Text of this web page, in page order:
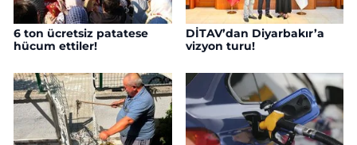
6 ton ücretsiz patatese
hücum ettiler!
DİTAV’dan Diyarbakır’a
vizyon turu!